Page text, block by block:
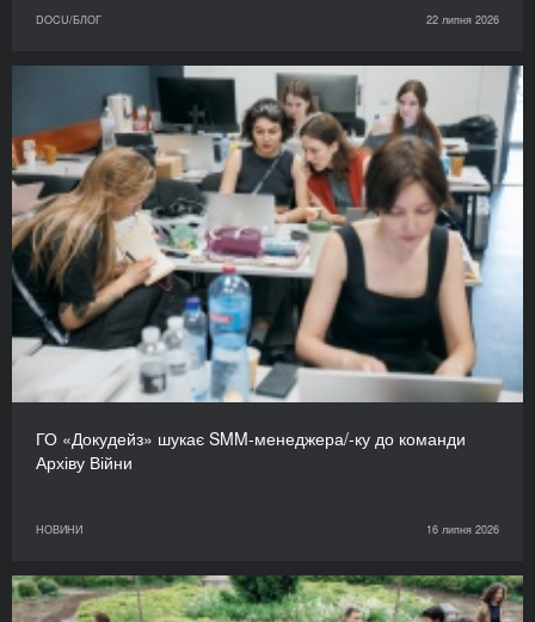
DOCU/БЛОГ 22 липня 2026
ГО «Докудейз» шукає SMM-менеджера/-ку до команди
Архіву Війни
НОВИНИ 16 липня 2026